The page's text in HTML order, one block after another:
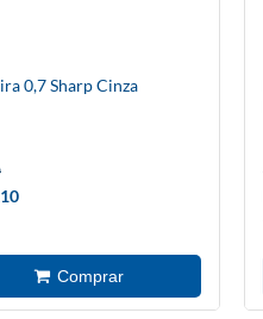
0,7 Sharp Cinza